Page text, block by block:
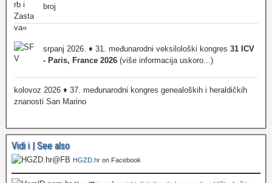
broj
srpanj 2026. ♦ 31. međunarodni veksilološki kongres 31 ICV
- Paris, France 2026 (više informacija uskoro...)
kolovoz 2026 ♦ 37. međunarodni kongres genealoških i heraldičkih
znanosti San Marino
Vidi i | See also
HGZD.hr on Facebook